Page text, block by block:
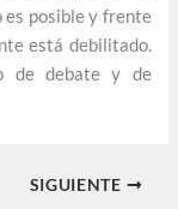
es posible y frente
está debilitado.
de debate y de
SIGUIENTE